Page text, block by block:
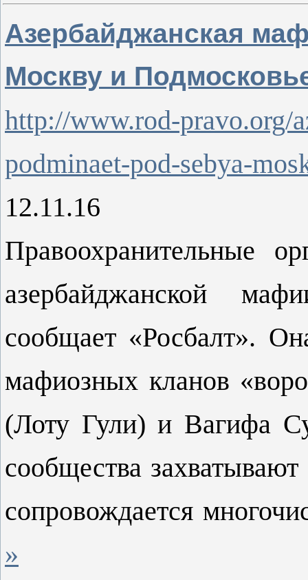
Азербайджанская
Москву и
http://www.rod-pravo.org/
podminaet-pod-sebya-
12.11.16
Правоохранительные
азербайджанской
сообщает «Росбалт».
мафиозных кланов
(Лоту Гули) и Вагифа
сообщества
сопровождается
»